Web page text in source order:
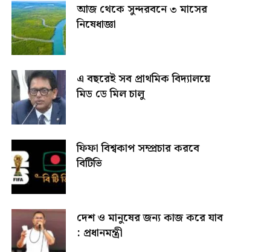
আজ থেকে সুন্দরবনে ৩ মাসের
নিষেধাজ্ঞা
এ বছরেই সব প্রাথমিক বিদ্যালয়ে
মিড ডে মিল চালু
ফিফা বিশ্বকাপ সম্প্রচার করবে
বিটিভি
দেশ ও মানুষের জন্য কাজ করে যাব
: প্রধানমন্ত্রী